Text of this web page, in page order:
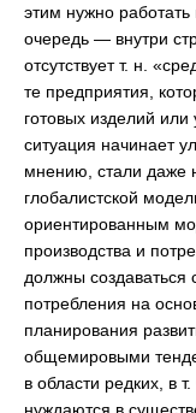
этим нужно
очередь — внутри
отсутствует т. н.
те предприятия,
готовых изделий
ситуация начинает
мнению, стали даже
глобалистской
ориентированным
производства и
должны создаваться
потребления на
планирования
общемировыми
в области редких, в